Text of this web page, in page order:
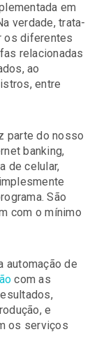
em
verdade, trata-
os diferentes
relacionadas
ao
entre
parte do nosso
banking,
de celular,
São
com o mínimo
automação de
com as
e
os serviços